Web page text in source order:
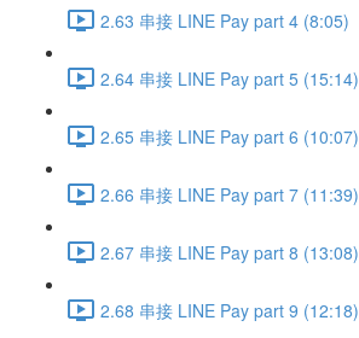
2.63 串接 LINE Pay part 4 (8:05)
2.64 串接 LINE Pay part 5 (15:14)
2.65 串接 LINE Pay part 6 (10:07)
2.66 串接 LINE Pay part 7 (11:39)
2.67 串接 LINE Pay part 8 (13:08)
2.68 串接 LINE Pay part 9 (12:18)